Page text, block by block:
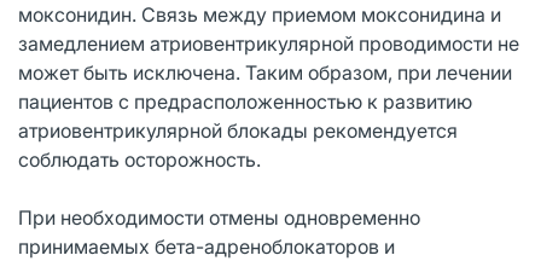
моксонидин. Связь между приемом моксонидина и
замедлением атриовентрикулярной проводимости не
может быть исключена. Таким образом, при лечении
пациентов с предрасположенностью к развитию
атриовентрикулярной блокады рекомендуется
соблюдать осторожность.
При необходимости отмены одновременно
принимаемых бета-адреноблокаторов и